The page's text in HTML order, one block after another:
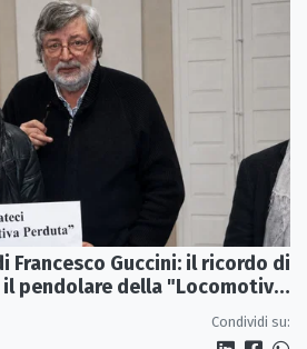
Francesco Guccini: il ricordo di
il pendolare della "Locomotiva
Condividi su: